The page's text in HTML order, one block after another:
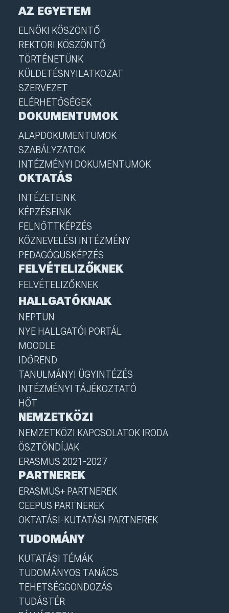
AZ EGYETEM
ELNÖKI KÖSZÖNTŐ
REKTORI KÖSZÖNTŐ
TÖRTÉNETÜNK
KÜLDETÉSNYILATKOZAT
SZERVEZET
ELÉRHETŐSÉGEK
DOKUMENTUMOK
ALAPDOKUMENTUMOK
SZABÁLYZATOK
INTÉZMÉNYI DOKUMENTUMOK
OKTATÁS
INTÉZETEINK
KÉPZÉSEINK
FELNŐTTKÉPZÉS
KÖZNEVELÉSI INTÉZMÉNY
PEDAGÓGUSKÉPZÉS
FELVÉTELIZŐKNEK
FELVÉTELIZŐKNEK
HALLGATÓKNAK
NEPTUN
NYE HALLGATÓI PORTÁL
MOODLE
IDŐREND
TANULMÁNYI ÜGYINTÉZÉS
INTÉZMÉNYI TÁJÉKOZTATÓ
HÖT
NEMZETKÖZI
NEMZETKÖZI KAPCSOLATOK IRODA
ÖSZTÖNDÍJAK
ERASMUS 2021-2027
PARTNEREK
ERASMUS+ PARTNEREK
CEEPUS PARTNEREK
OKTATÁSI-KUTATÁSI PARTNEREK
TUDOMÁNY
KUTATÁSI TÉMÁK
TUDOMÁNYOS TANÁCS
TEHETSÉGGONDOZÁS
TUDÁSTÉR